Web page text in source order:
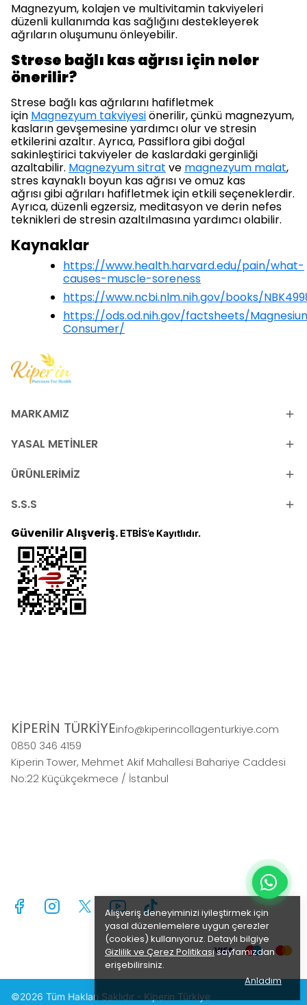
Alışveriş deneyiminizi iyileştirmek için
yasal düzenlemelere uygun çerezler
(cookies) kullanıyoruz. Detaylı bilgiye
Gizlilik ve Çerez Politikasısayfamızdan
erişebilirsiniz.
Anladım
Magnezyum, kolajen ve multivitamin takviyeleri
düzenli kullanımda kas sağlığını destekleyerek
ağrıların oluşumunu önleyebilir.
Strese bağlı kas ağrısı için neler
önerilir?
Strese bağlı kas ağrılarını hafifletmek
için Magnezyum takviyesiönerilir, çünkü magnezyum,
kasların gevşemesine yardımcı olur ve stresin
etkilerini azaltır. Ayrıca, Passiflora gibi doğal
sakinleştirici takviyeler de kaslardaki gerginliği
azaltabilir. Magnezyum sitrat ve magnezyum malat,
stres kaynaklı boyun kas ağrısı ve omuz kas
ağrısı gibi ağrıları hafifletmek için etkili seçeneklerdir.
Ayrıca, düzenli egzersiz, meditasyon ve derin nefes
teknikleri de stresin azaltılmasına yardımcı olabilir.
Kaynaklar
https://www.health.harvard.edu/pain/what-
causes-muscle-soreness
https://www.ncbi.nlm.nih.gov/books/
https://ods.od.nih.gov/factsheets/
Consumer/
MARKAMIZ
YASAL METİNLER
ÜRÜNLERİMİZ
S.S.S
Güvenilir Alışveriş.ETBİS’e Kayıtlıdır.
KİPERİN TÜRKİYEinfo@kiperincollagenturkiye.com
0850 346 4159
Kiperin Tower, Mehmet Akif Mahallesi Bahariye Caddesi
No:22 Küçükçekmece / İstanbul
©2026 Tüm Hakları Saklıdır - Kiperin Türkiye